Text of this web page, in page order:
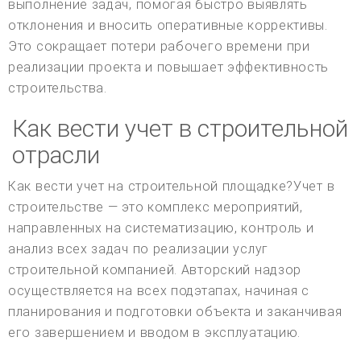
выполнение задач, помогая быстро выявлять
отклонения и вносить оперативные коррективы.
Это сокращает потери рабочего времени при
реализации проекта и повышает эффективность
строительства.
Как вести учет в строительной
отрасли
Как вести учет на строительной площадке?Учет в
строительстве — это комплекс мероприятий,
направленных на систематизацию, контроль и
анализ всех задач по реализации услуг
строительной компанией. Авторский надзор
осуществляется на всех подэтапах, начиная с
планирования и подготовки объекта и заканчивая
его завершением и вводом в эксплуатацию.